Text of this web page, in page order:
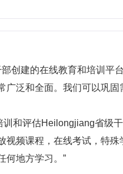
创建的在线教育和培训平
广泛和全面。我们可以巩
和评估Heilongjiang省级
视频课程，在线考试，特
何地方学习。”